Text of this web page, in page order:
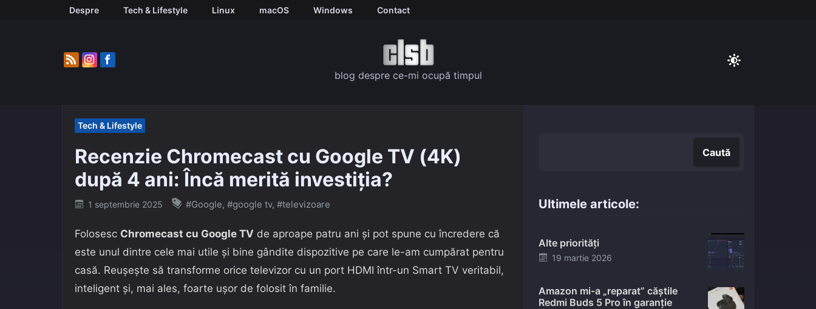
Despre Tech & Lifestyle Linux macOS Windows Contact
blog despre ce-mi ocupă timpul
Tech & Lifestyle
Recenzie Chromecast cu Google TV (4K)
după 4 ani: Încă merită investiția?
Posted
1 septembrie 2025 #Google, #google tv, #televizoare
Folosesc Chromecast cu Google TV de aproape patru ani și pot spune cu încredere că
este unul dintre cele mai utile și bine gândite dispozitive pe care le-am cumpărat pentru
casă. Reușește să transforme orice televizor cu un port HDMI într-un Smart TV veritabil,
inteligent și, mai ales, foarte ușor de folosit în familie.
Caută
Ultimele articole:
Alte priorități
Posted
19 martie 2026
Amazon mi-a „reparat” căștile
Redmi Buds 5 Pro în garanție